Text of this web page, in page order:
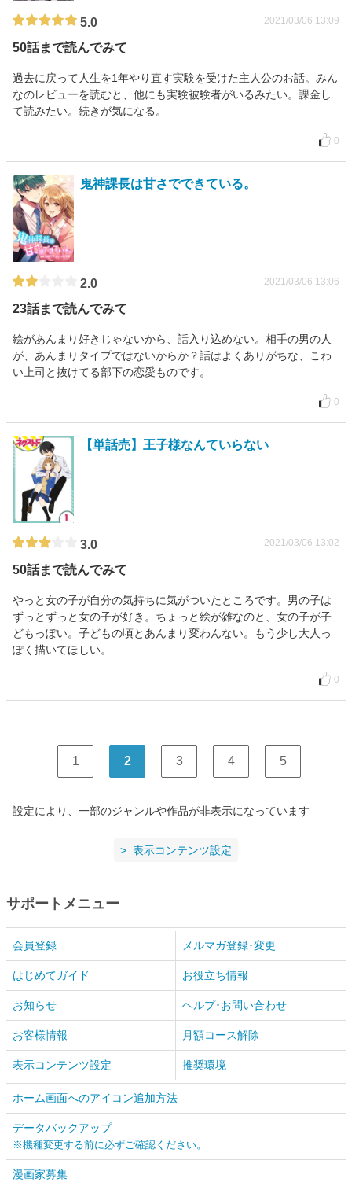
5.0 2021/03/06 13:09
50話まで読んでみて
過去に戻って人生を1年やり直す実験を受けた主人公のお話。みん
なのレビューを読むと、他にも実験被験者がいるみたい。課金し
て読みたい。続きが気になる。
0
鬼神課長は甘さでできている。
2.0 2021/03/06 13:06
23話まで読んでみて
絵があんまり好きじゃないから、話入り込めない。相手の男の人
が、あんまりタイプではないからか？話はよくありがちな、こわ
い上司と抜けてる部下の恋愛ものです。
0
【単話売】王子様なんていらない
3.0 2021/03/06 13:02
50話まで読んでみて
やっと女の子が自分の気持ちに気がついたところです。男の子は
ずっとずっと女の子が好き。ちょっと絵が雑なのと、女の子が子
どもっぽい。子どもの頃とあんまり変わんない。もう少し大人っ
ぽく描いてほしい。
0
1 2 3 4 5
設定により、一部のジャンルや作品が非表示になっています
表示コンテンツ設定
サポートメニュー
会員登録 メルマガ登録･変更
はじめてガイド お役立ち情報
お知らせ ヘルプ･お問い合わせ
お客様情報 月額コース解除
表示コンテンツ設定 推奨環境
ホーム画面へのアイコン追加方法
データバックアップ
※機種変更する前に必ずご確認ください。
漫画家募集